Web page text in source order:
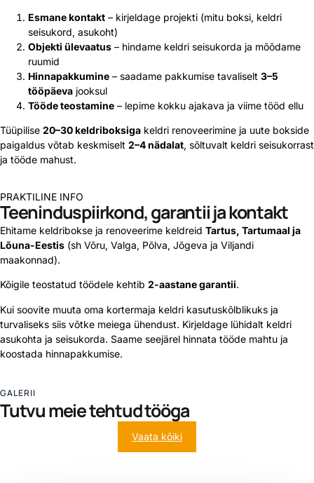
Esmane kontakt – kirjeldage projekti (mitu boksi, keldri
seisukord, asukoht)
Objekti ülevaatus – hindame keldri seisukorda ja mõõdame
ruumid
Hinnapakkumine – saadame pakkumise tavaliselt 3–5
tööpäeva jooksul
Tööde teostamine – lepime kokku ajakava ja viime tööd ellu
Tüüpilise 20–30 keldriboksiga keldri renoveerimine ja uute bokside
paigaldus võtab keskmiselt 2–4 nädalat, sõltuvalt keldri seisukorrast
ja tööde mahust.
PRAKTILINE INFO
Teeninduspiirkond, garantii ja kontakt
Ehitame keldribokse ja renoveerime keldreid Tartus, Tartumaal ja
Lõuna-Eestis (sh Võru, Valga, Põlva, Jõgeva ja Viljandi
maakonnad).
Kõigile teostatud töödele kehtib 2-aastane garantii.
Kui soovite muuta oma kortermaja keldri kasutuskõlblikuks ja
turvaliseks siis võtke meiega ühendust. Kirjeldage lühidalt keldri
asukohta ja seisukorda. Saame seejärel hinnata tööde mahtu ja
koostada hinnapakkumise.
GALERII
Tutvu meie tehtud tööga
Vaata kõiki